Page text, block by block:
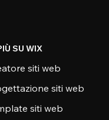
SU WIX
siti web
siti web
siti web